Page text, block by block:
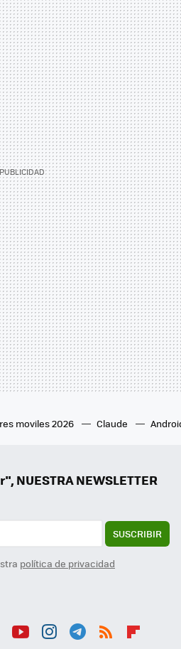
moviles 2026 Claude
NUESTRA NEWSLETTER
SUSCRIBIR
política de privacidad